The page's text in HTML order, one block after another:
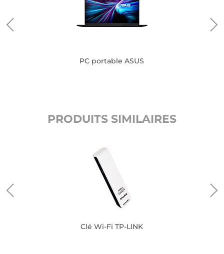
PC portable ASUS
PRODUITS SIMILAIRES
Clé Wi-Fi TP-LINK